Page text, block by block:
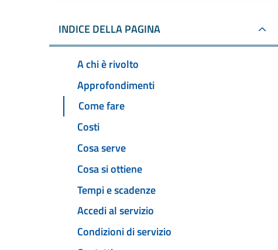
INDICE DELLA PAGINA
A chi è rivolto
Approfondimenti
Come fare
Costi
Cosa serve
Cosa si ottiene
Tempi e scadenze
Accedi al servizio
Condizioni di servizio